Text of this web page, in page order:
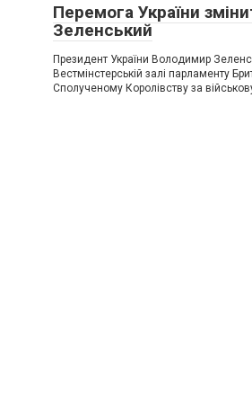
Перемога України
Зеленський
Президент України Володимир
Вестмінстерській залі парламенту
Сполученому Королівству за